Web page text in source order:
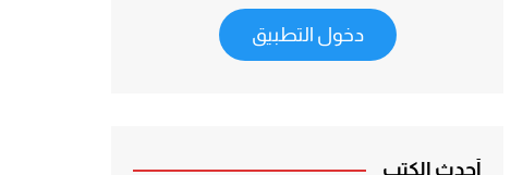
دخول التطبيق
أحدث الكتب